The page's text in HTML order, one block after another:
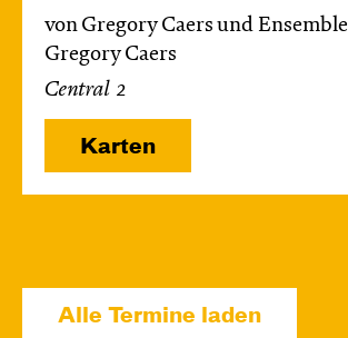
von Gregory Caers und Ensemble
Gregory Caers
Central 2
Karten
JUNGES SCHAUSPIEL
Die Tür
Alle Termine laden